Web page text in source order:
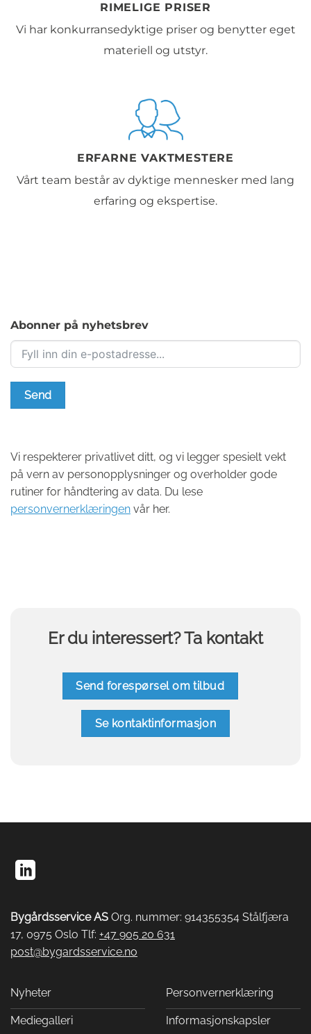
RIMELIGE PRISER
Vi har konkurransedyktige priser og benytter eget
materiell og utstyr.
ERFARNE VAKTMESTERE
Vårt team består av dyktige mennesker med lang
erfaring og ekspertise.
Abonner på nyhetsbrev
Send
Vi respekterer privatlivet ditt, og vi legger spesielt vekt
på vern av personopplysninger og overholder gode
rutiner for håndtering av data. Du lese
personvernerklæringen vår her.
Er du interessert? Ta kontakt
Send forespørsel om tilbud
Se kontaktinformasjon
Bygårdsservice AS Org. nummer: 914355354 Stålfjæra
17, 0975 Oslo Tlf: +47 905 20 631
post@bygardsservice.no
Nyheter
Mediegalleri
Personvernerklæring
Informasjonskapsler